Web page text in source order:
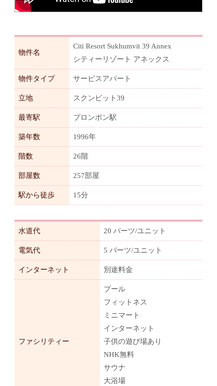
物件名
Citi Resort Sukhumvit 39 Annex
シティーリゾート アネックス
物件タイプ サービスアパート
立地 スクンビット39
最寄駅 プロンポン駅
築年数 1996年
階数 26階
部屋数 257部屋
駅から徒歩 15分
水道代 20 バーツ/ユニット
電気代 5 バーツ/ユニット
インターネット 別途料金
ファシリティー
プール
フィットネス
ミニマート
インターネット
子供の遊び場あり
NHK無料
サウナ
大浴場